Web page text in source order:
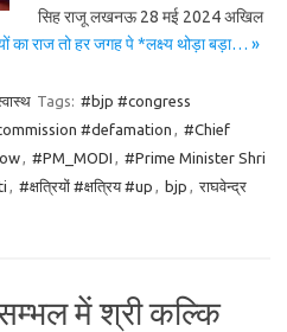
सिह राजू लखनऊ 28 मई 2024 अखिल
का राज तो हर जगह पे *लक्ष्य थोड़ा बड़ा… »
Tags: #bjp #congress
#defamation , #Chief
, #PM_MODI , #Prime Minister Shri
, #क्षत्रियों #क्षत्रिय #up , bjp , राघवेन्द्र
सम्भल में श्री कल्कि